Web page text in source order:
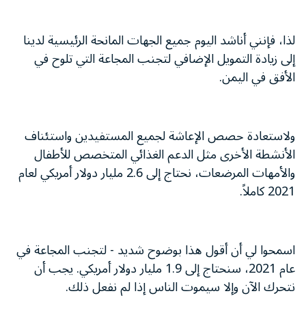
لذا، فإنني أناشد اليوم جميع الجهات المانحة الرئيسية لدينا
إلى زيادة التمويل الإضافي لتجنب المجاعة التي تلوح في
الأفق في اليمن.
ولاستعادة حصص الإعاشة لجميع المستفيدين واستئناف
الأنشطة الأخرى مثل الدعم الغذائي المتخصص للأطفال
والأمهات المرضعات، نحتاج إلى 2.6 مليار دولار أمريكي لعام
2021 كاملاً.
اسمحوا لي أن أقول هذا بوضوح شديد - لتجنب المجاعة في
عام 2021، سنحتاج إلى 1.9 مليار دولار أمريكي. يجب أن
نتحرك الآن وإلا سيموت الناس إذا لم نفعل ذلك.